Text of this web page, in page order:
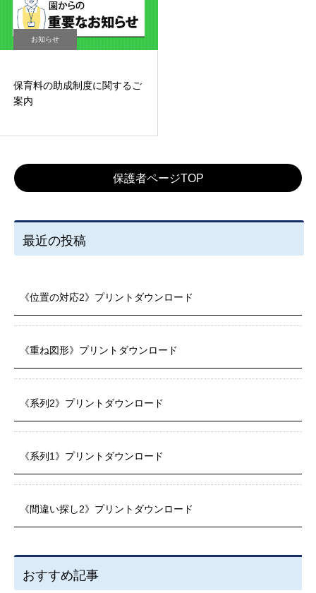
お知らせ
保育料の助成制度に関するご
案内
保護者ページTOP
最近の投稿
《位置の対応2》プリントダウンロード
《重ね図形》プリントダウンロード
《系列2》プリントダウンロード
《系列1》プリントダウンロード
《間違い探し2》プリントダウンロード
おすすめ記事